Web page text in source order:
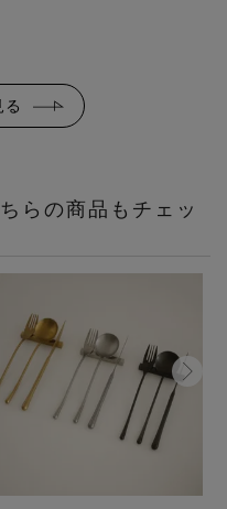
る
らの商品もチェッ